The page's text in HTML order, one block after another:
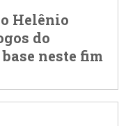
Helênio
do
neste fim